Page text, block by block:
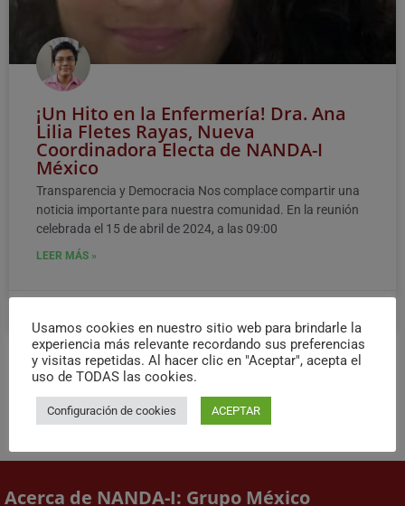
¡Un Hito en la Enfermería! Dra. Ana
Lilia Fletes Rayas, Nueva
Coordinadora Electa de NANDA-I
México
Transparencia y Democracia Nos complace compartir una
noticia importante para nuestra comunidad. En la reunión
celebrada el 15 de abril de 2024, a las 09:00
LEER MÁS »
Acerca de NANDA-I: Grupo México
Usamos cookies en nuestro sitio web para brindarle la
experiencia más relevante recordando sus preferencias
y visitas repetidas. Al hacer clic en "Aceptar", acepta el
uso de TODAS las cookies.
Configuración de cookies ACEPTAR